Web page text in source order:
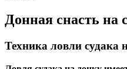
Донная снасть на
Техника ловли судака